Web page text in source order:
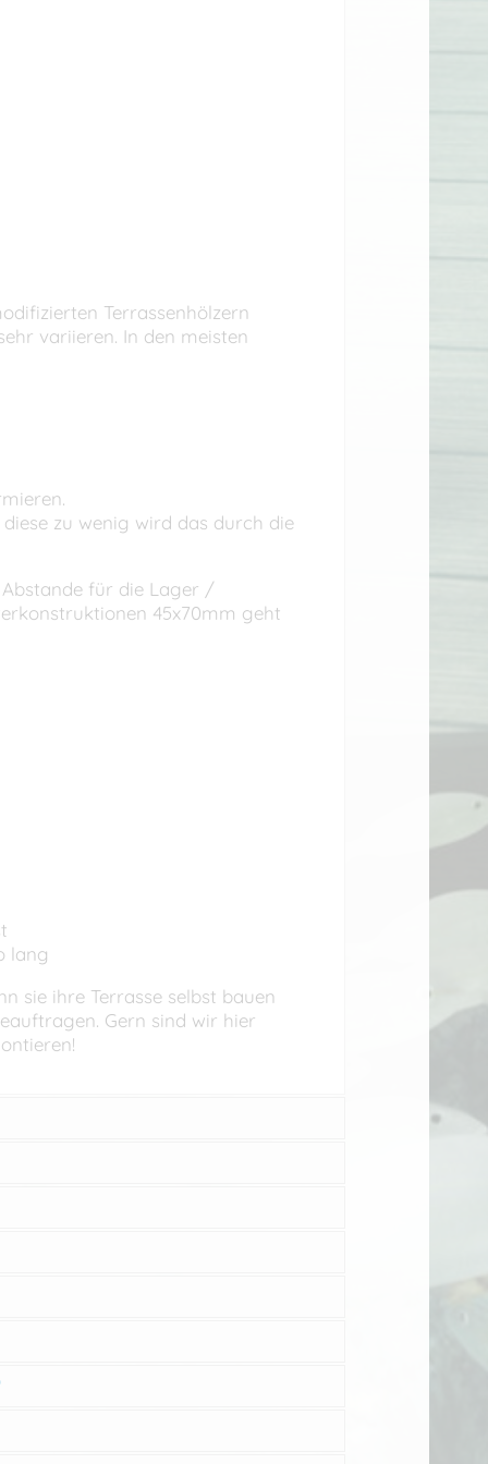
Terrassenhölzern
variieren. In den meisten
zu wenig wird das durch die
für die Lager /
45x70mm geht
lang
sie ihre Terrasse selbst bauen
Gern sind wir hier